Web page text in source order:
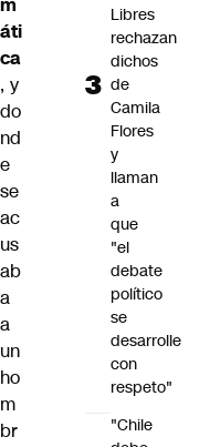
m
áti
ca
, y
do
nd
e
se
ac
us
ab
a
a
un
ho
m
br
Libres
rechazan
dichos
de
Camila
Flores
y
llaman
a
que
"el
debate
político
se
desarrolle
con
respeto"
"Chile